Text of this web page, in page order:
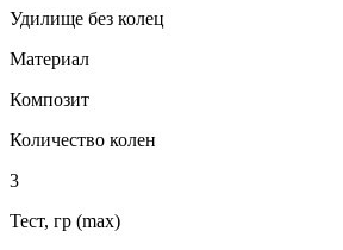
Удилище без колец
Материал
Композит
Количество колен
3
Тест, гр (max)